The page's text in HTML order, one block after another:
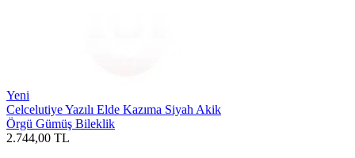
Yeni
Celcelutiye Yazılı Elde Kazıma Siyah Akik
Örgü Gümüş Bileklik
2.744,00 TL